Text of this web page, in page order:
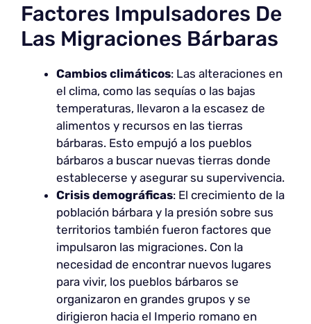
Factores Impulsadores De
Las Migraciones Bárbaras
Cambios climáticos: Las alteraciones en
el clima, como las sequías o las bajas
temperaturas, llevaron a la escasez de
alimentos y recursos en las tierras
bárbaras. Esto empujó a los pueblos
bárbaros a buscar nuevas tierras donde
establecerse y asegurar su supervivencia.
Crisis demográficas: El crecimiento de la
población bárbara y la presión sobre sus
territorios también fueron factores que
impulsaron las migraciones. Con la
necesidad de encontrar nuevos lugares
para vivir, los pueblos bárbaros se
organizaron en grandes grupos y se
dirigieron hacia el Imperio romano en